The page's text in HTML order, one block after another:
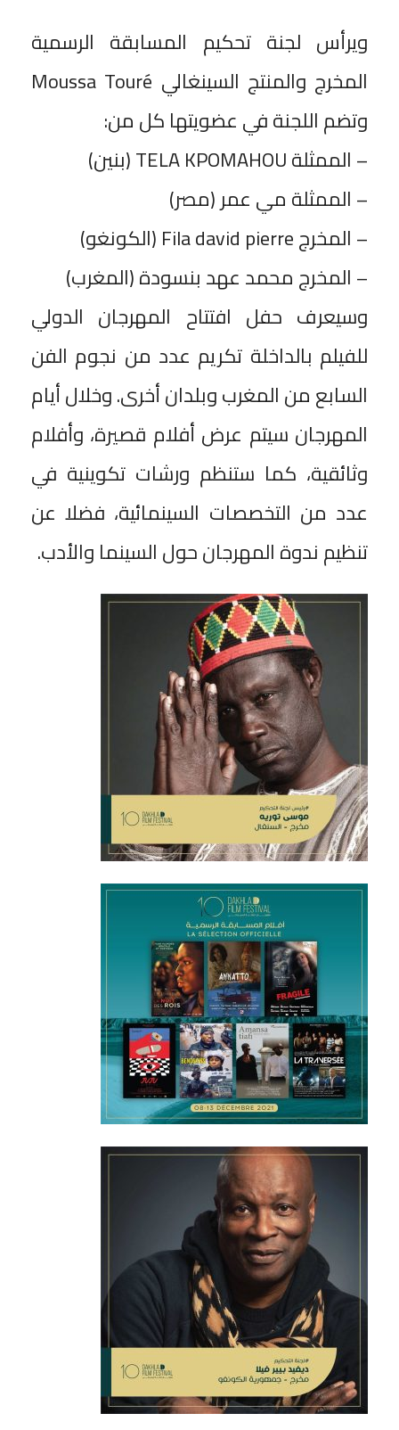
ويرأس لجنة تحكيم المسابقة الرسمية
المخرج والمنتج السينغالي Moussa Touré
وتضم اللجنة في عضويتها كل من:
– الممثلة TELA KPOMAHOU (بنين)
– الممثلة مي عمر (مصر)
– المخرج Fila david pierre (الكونغو)
– المخرج محمد عهد بنسودة (المغرب)
وسيعرف حفل افتتاح المهرجان الدولي
للفيلم بالداخلة تكريم عدد من نجوم الفن
السابع من المغرب وبلدان أخرى. وخلال أيام
المهرجان سيتم عرض أفلام قصيرة، وأفلام
وثائقية، كما ستنظم ورشات تكوينية في
عدد من التخصصات السينمائية، فضلا عن
تنظيم ندوة المهرجان حول السينما والأدب.